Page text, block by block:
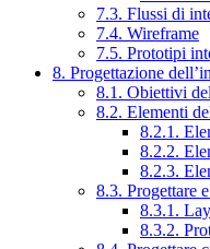
7.3. Flussi di
7.4. Wireframe
7.5. Prototipi
8. Progettazione
8.1. Obiettivi
8.2. Elementi
8.2.1.
8.2.2.
8.2.3.
8.3. Progettare
8.3.1.
8.3.2.